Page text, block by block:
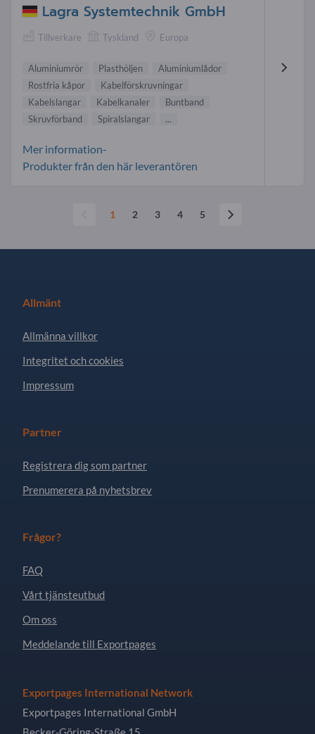
Lagra Systemtechnik GmbH
Tillverkare Tyskland Europa
Aluminiumrör Plasthöljen
Aluminiumlådor
Rostfria kåpor
Kabelförskruvningar
Kabelslangar
Kabelkanaler
Buntband
Skruvförband
Spiralslangar ...
Mer information-
Produkter från den här leverantören
1 2 3 4 5
Allmänt
Allmänna villkor
Integritet och cookies
Impressum
Partner
Registrera dig som partner
Prenumerera på nyhetsbrev
Frågor?
FAQ
Vårt tjänsteutbud
Om oss
Meddelande till Exportpages
Exportpages International Network
Exportpages International GmbH